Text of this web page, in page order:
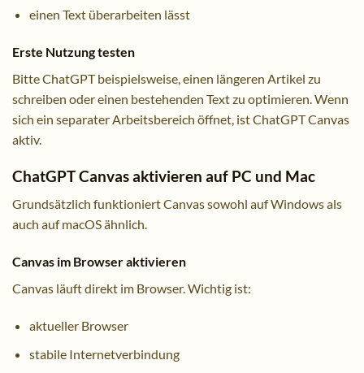
einen Text überarbeiten lässt
Erste Nutzung testen
Bitte ChatGPT beispielsweise, einen längeren Artikel zu
schreiben oder einen bestehenden Text zu optimieren. Wenn
sich ein separater Arbeitsbereich öffnet, ist ChatGPT Canvas
aktiv.
ChatGPT Canvas aktivieren auf PC und Mac
Grundsätzlich funktioniert Canvas sowohl auf Windows als
auch auf macOS ähnlich.
Canvas im Browser aktivieren
Canvas läuft direkt im Browser. Wichtig ist:
aktueller Browser
stabile Internetverbindung